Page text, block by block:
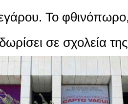
Το
σε σχολεία